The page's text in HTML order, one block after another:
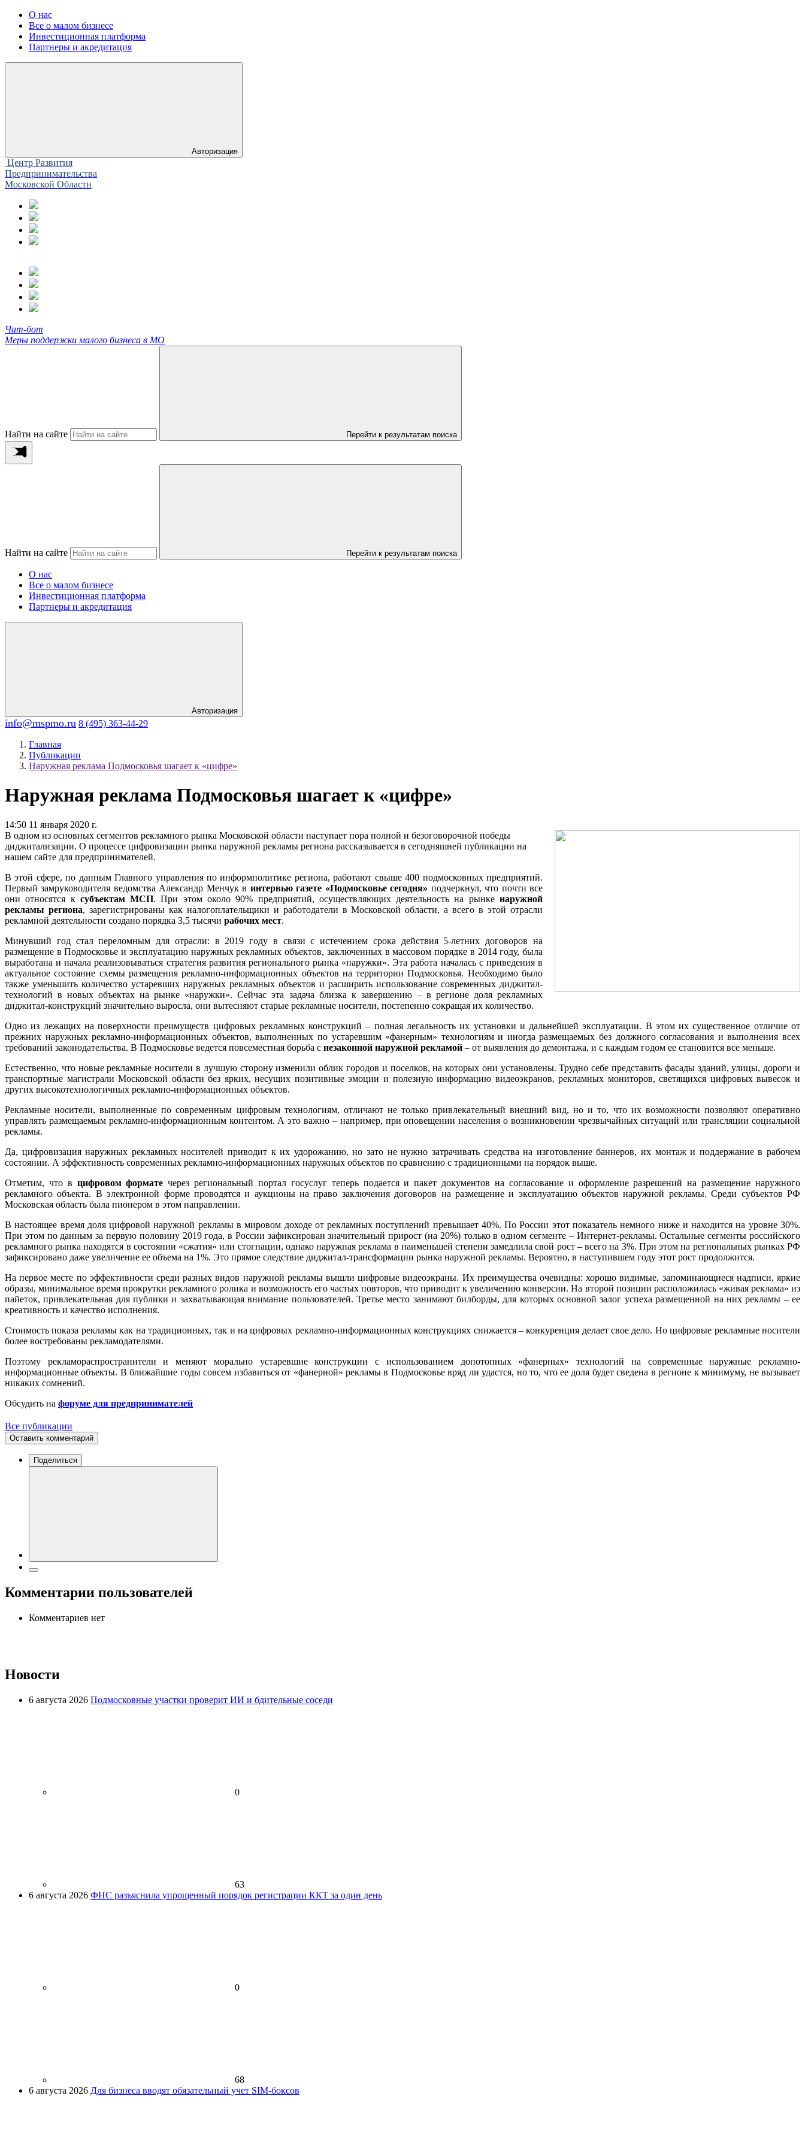
О нас
Все о малом бизнесе
Инвестиционная платформа
Партнеры и акредитация
Авторизация
Центр Развития
Предпринимательства
Московской Области
Чат-бот
Меры поддержки малого бизнеса в МО
Найти на сайте Перейти к результатам поиска
Найти на сайте Перейти к результатам поиска
О нас
Все о малом бизнесе
Инвестиционная платформа
Партнеры и акредитация
Авторизация
info@mspmo.ru 8 (495) 363-44-29
Главная
Публикации
Наружная реклама Подмосковья шагает к «цифре»
Наружная реклама Подмосковья шагает к «цифре»
14:50 11 января 2020 г.
В одном из основных сегментов рекламного рынка Московской области наступает пора полной и безоговорочной победы
диджитализации. О процессе цифровизации рынка наружной рекламы региона рассказывается в сегодняшней публикации на
нашем сайте для предпринимателей.
В этой сфере, по данным Главного управления по информполитике региона, работают свыше 400 подмосковных предприятий.
Первый замруководителя ведомства Александр Менчук в интервью газете «Подмосковье сегодня» подчеркнул, что почти все
они относятся к субъектам МСП. При этом около 90% предприятий, осуществляющих деятельность на рынкенаружной
рекламы региона, зарегистрированы как налогоплательщики и работодатели в Московской области, а всего в этой отрасли
рекламной деятельности создано порядка 3,5 тысячи рабочих мест.
Минувший год стал переломным для отрасли: в 2019 году в связи с истечением срока действия 5-летних договоров на
размещение в Подмосковье и эксплуатацию наружных рекламных объектов, заключенных в массовом порядке в 2014 году, была
выработана и начала реализовываться стратегия развития регионального рынка «наружки». Эта работа началась с приведения в
актуальное состояние схемы размещения рекламно-информационных объектов на территории Подмосковья. Необходимо было
также уменьшить количество устаревших наружных рекламных объектов и расширить использование современных диджитал-
технологий в новых объектах на рынке «наружки». Сейчас эта задача близка к завершению – в регионе доля рекламных
диджитал-конструкций значительно выросла, они вытесняют старые рекламные носители, постепенно сокращая их количество.
Одно из лежащих на поверхности преимуществ цифровых рекламных конструкций – полная легальность их установки и дальнейшей эксплуатации. В этом их существенное отличие от
прежних наружных рекламно-информационных объектов, выполненных по устаревшим «фанерным» технологиям и иногда размещаемых без должного согласования и выполнения всех
требований законодательства. В Подмосковье ведется повсеместная борьба с незаконной наружной рекламой – от выявления до демонтажа, и с каждым годом ее становится все меньше.
Естественно, что новые рекламные носители в лучшую сторону изменили облик городов и поселков, на которых они установлены. Трудно себе представить фасады зданий, улицы, дороги и
транспортные магистрали Московской области без ярких, несущих позитивные эмоции и полезную информацию видеоэкранов, рекламных мониторов, светящихся цифровых вывесок и
других высокотехнологичных рекламно-информационных объектов.
Рекламные носители, выполненные по современным цифровым технологиям, отличают не только привлекательный внешний вид, но и то, что их возможности позволяют оперативно
управлять размещаемым рекламно-информационным контентом. А это важно – например, при оповещении населения о возникновении чрезвычайных ситуаций или трансляции социальной
рекламы.
Да, цифровизация наружных рекламных носителей приводит к их удорожанию, но зато не нужно затрачивать средства на изготовление баннеров, их монтаж и поддержание в рабочем
состоянии. А эффективность современных рекламно-информационных наружных объектов по сравнению с традиционными на порядок выше.
Отметим, что в цифровом формате через региональный портал госуслуг теперь подается и пакет документов на согласование и оформление разрешений на размещение наружного
рекламного объекта. В электронной форме проводятся и аукционы на право заключения договоров на размещение и эксплуатацию объектов наружной рекламы. Среди субъектов РФ
Московская область была пионером в этом направлении.
В настоящее время доля цифровой наружной рекламы в мировом доходе от рекламных поступлений превышает 40%. По России этот показатель немного ниже и находится на уровне 30%.
При этом по данным за первую половину 2019 года, в России зафиксирован значительный прирост (на 20%) только в одном сегменте – Интернет-рекламы. Остальные сегменты российского
рекламного рынка находятся в состоянии «сжатия» или стогнации, однако наружная реклама в наименьшей степени замедлила свой рост – всего на 3%. При этом на региональных рынках РФ
зафиксировано даже увеличение ее объема на 1%. Это прямое следствие диджитал-трансформации рынка наружной рекламы. Вероятно, в наступившем году этот рост продолжится.
На первое месте по эффективности среди разных видов наружной рекламы вышли цифровые видеоэкраны. Их преимущества очевидны: хорошо видимые, запоминающиеся надписи, яркие
образы, минимальное время прокрутки рекламного ролика и возможность его частых повторов, что приводит к увеличению конверсии. На второй позиции расположилась «живая реклама» из
пайеток, привлекательная для публики и захватывающая внимание пользователей. Третье место занимают билборды, для которых основной залог успеха размещенной на них рекламы – ее
креативность и качество исполнения.
Стоимость показа рекламы как на традиционных, так и на цифровых рекламно-информационных конструкциях снижается – конкуренция делает свое дело. Но цифровые рекламные носители
более востребованы рекламодателями.
Поэтому рекламораспространители и меняют морально устаревшие конструкции с использованием допотопных «фанерных» технологий на современные наружные рекламно-
информационные объекты. В ближайшие годы совсем избавиться от «фанерной» рекламы в Подмосковье вряд ли удастся, но то, что ее доля будет сведена в регионе к минимуму, не вызывает
никаких сомнений.
Обсудить на форуме для предпринимателей
Все публикации
Оставить комментарий
Поделиться
Комментарии пользователей
Комментариев нет
Новости
6 августа 2026 Подмосковные участки проверит ИИ и бдительные соседи
0
63
6 августа 2026 ФНС разъяснила упрощенный порядок регистрации ККТ за один день
0
68
6 августа 2026 Для бизнеса вводят обязательный учет SIM-боксов